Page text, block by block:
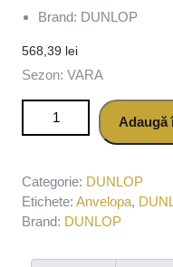
Brand: DUNLOP
568,39 lei
Sezon: VARA
Cantitate Anvelopa vara
215/40 R18 89WAdaugă
Categorie: DUNLOP
Etichete: Anvelopa,
Brand: DUNLOP